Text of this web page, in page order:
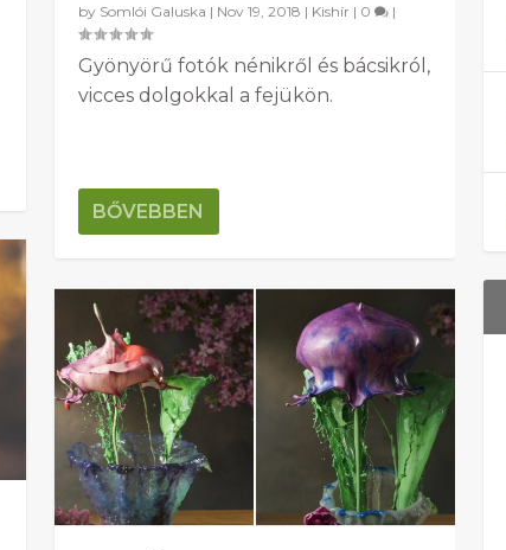
by Somlói Galuska | Nov 19, 2018 | Kishír| 0 |
Gyönyörű fotók nénikről és bácsikról,
vicces dolgokkal a fejükön.
BŐVEBBEN